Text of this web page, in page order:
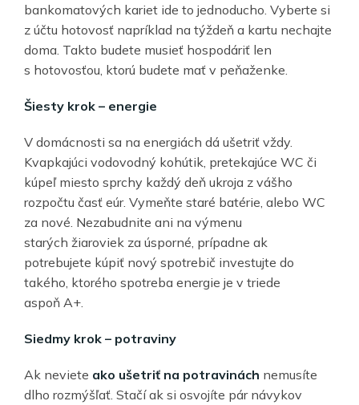
bankomatových kariet ide to jednoducho. Vyberte si
z účtu hotovosť napríklad na týždeň a kartu nechajte
doma. Takto budete musieť hospodáriť len
s hotovosťou, ktorú budete mať v peňaženke.
Šiesty krok – energie
V domácnosti sa na energiách dá ušetriť vždy.
Kvapkajúci vodovodný kohútik, pretekajúce WC či
kúpeľ miesto sprchy každý deň ukroja z vášho
rozpočtu časť eúr. Vymeňte staré batérie, alebo WC
za nové. Nezabudnite ani na výmenu
starých žiaroviek za úsporné, prípadne ak
potrebujete kúpiť nový spotrebič investujte do
takého, ktorého spotreba energie je v triede
aspoň A+.
Siedmy krok – potraviny
Ak neviete ako ušetriť na potravinách nemusíte
dlho rozmýšľať. Stačí ak si osvojíte pár návykov